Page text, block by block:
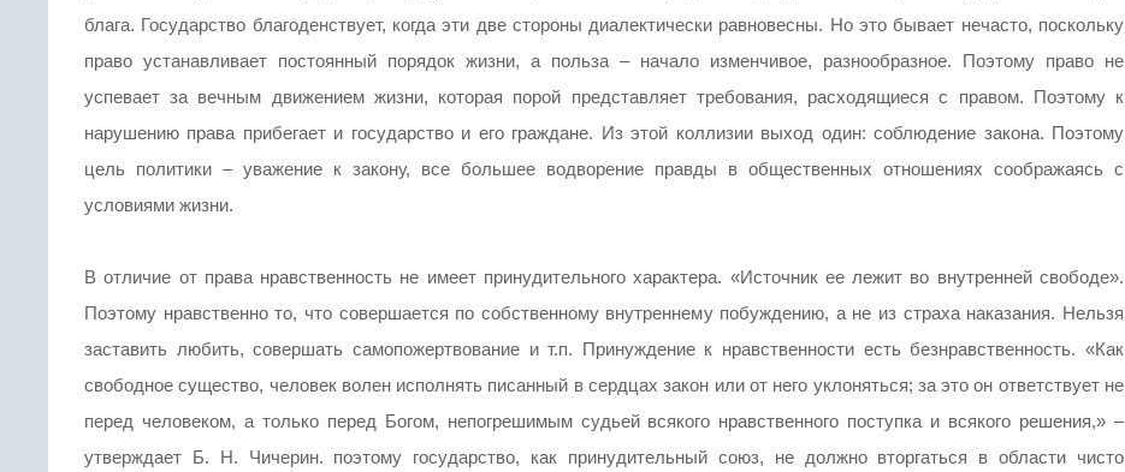
блага. Государство благоденствует, когда эти две стороны диалектически равновесны. Но это бывает нечасто, поскольку
право устанавливает постоянный порядок жизни, а польза – начало изменчивое, разнообразное. Поэтому право не
успевает за вечным движением жизни, которая порой представляет требования, расходящиеся с правом. Поэтому к
нарушению права прибегает и государство и его граждане. Из этой коллизии выход один: соблюдение закона. Поэтому
цель политики – уважение к закону, все большее водворение правды в общественных отношениях соображаясь с
условиями жизни.
В отличие от права нравственность не имеет принудительного характера. «Источник ее лежит во внутренней свободе».
Поэтому нравственно то, что совершается по собственному внутреннему побуждению, а не из страха наказания. Нельзя
заставить любить, совершать самопожертвование и т.п. Принуждение к нравственности есть безнравственность. «Как
свободное существо, человек волен исполнять писанный в сердцах закон или от него уклоняться; за это он ответствует не
перед человеком, а только перед Богом, непогрешимым судьей всякого нравственного поступка и всякого решения,» –
утверждает Б. Н. Чичерин. поэтому государство, как принудительный союз, не должно вторгаться в области чисто